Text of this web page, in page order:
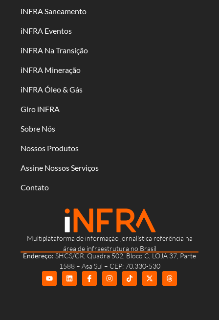
Multiplataforma de informação jornalística referência na
área de infraestrutura no Brasil
Endereço: SHCS/CR, Quadra 502, Bloco C, LOJA 37, Parte
1588 – Asa Sul – CEP: 70.330-530
iNFRA Saneamento
iNFRA Eventos
iNFRA Na Transição
iNFRA Mineração
iNFRA Óleo & Gás
Giro iNFRA
Sobre Nós
Nossos Produtos
Assine Nossos Serviços
Contato